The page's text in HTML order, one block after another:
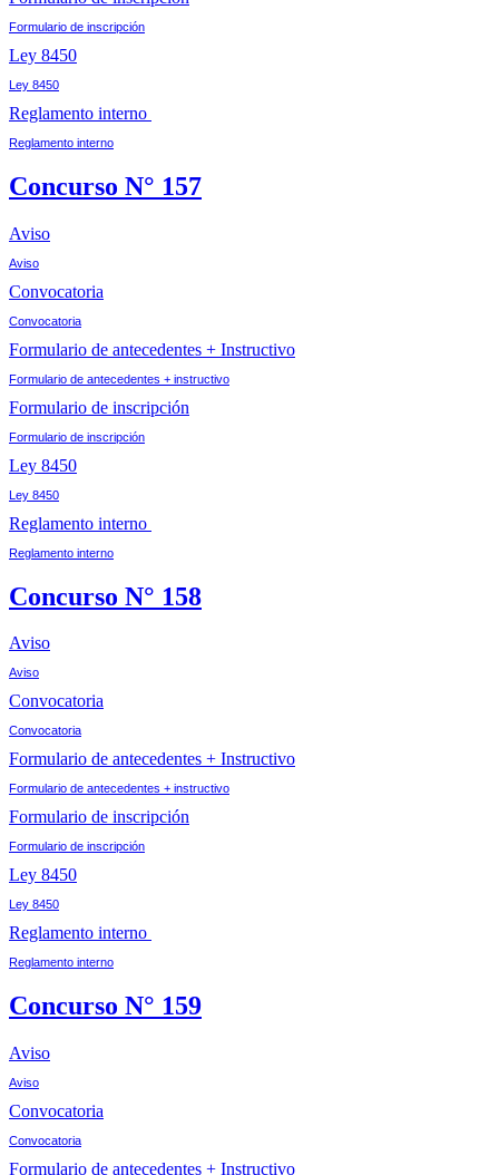
Formulario de inscripción
Ley 8450
Ley 8450
Reglamento interno
Reglamento interno
Concurso N° 157
Aviso
Aviso
Convocatoria
Convocatoria
Formulario de antecedentes + Instructivo
Formulario de antecedentes + instructivo
Formulario de inscripción
Formulario de inscripción
Ley 8450
Ley 8450
Reglamento interno
Reglamento interno
Concurso N° 158
Aviso
Aviso
Convocatoria
Convocatoria
Formulario de antecedentes + Instructivo
Formulario de antecedentes + instructivo
Formulario de inscripción
Formulario de inscripción
Ley 8450
Ley 8450
Reglamento interno
Reglamento interno
Concurso N° 159
Aviso
Aviso
Convocatoria
Convocatoria
Formulario de antecedentes + Instructivo